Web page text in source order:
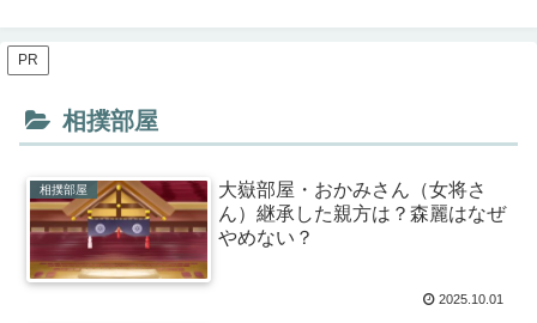
PR
相撲部屋
相撲部屋
大嶽部屋・おかみさん（女将さ
ん）継承した親方は？森麗はなぜ
やめない？
2025.10.01